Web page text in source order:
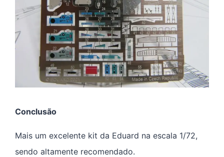
Conclusão
Mais um excelente kit da Eduard na escala 1/72,
sendo altamente recomendado.